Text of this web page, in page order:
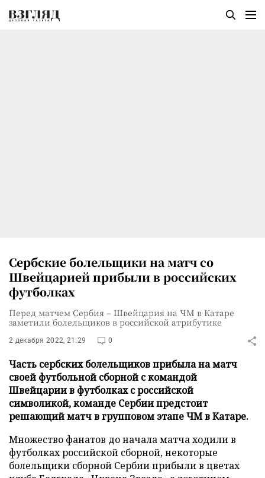
Сербские болельщики на матч со
Швейцарией прибыли в российских
футболках
Перед матчем Сербия – Швейцария на ЧМ в Катаре
заметили болельщиков в российской атрибутике
2 декабря 2022, 21:29 0
Часть сербских болельщиков прибыла на матч
своей футбольной сборной с командой
Швейцарии в футболках с российской
символикой, команде Сербии предстоит
решающий матч в групповом этапе ЧМ в Катаре.
Множество фанатов до начала матча ходили в
футболках российской сборной, некоторые
болельщики сборной Сербии прибыли в цветах